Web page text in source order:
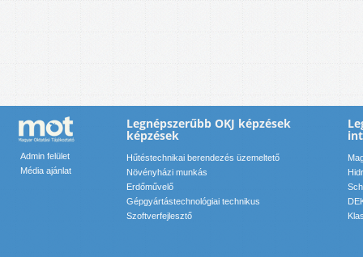
Admin felület
Média ajánlat
Legnépszerűbb OKJ képzések
képzések
Hűtéstechnikai berendezés üzemeltető
Növényházi munkás
Erdőművelő
Gépgyártástechnológiai technikus
Szoftverfejlesztő